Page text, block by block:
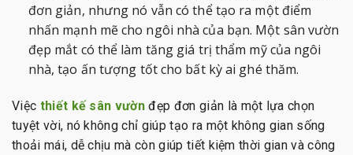
đơn giản, nhưng nó vẫn có thể tạo ra một điểm
nhấn mạnh mẽ cho ngôi nhà của bạn. Một sân vườn
đẹp mắt có thể làm tăng giá trị thẩm mỹ của ngôi
nhà, tạo ấn tượng tốt cho bất kỳ ai ghé thăm.
Việc thiết kế sân vườn đẹp đơn giản là một lựa chọn
tuyệt vời, nó không chỉ giúp tạo ra một không gian sống
thoải mái, dễ chịu mà còn giúp tiết kiệm thời gian và công